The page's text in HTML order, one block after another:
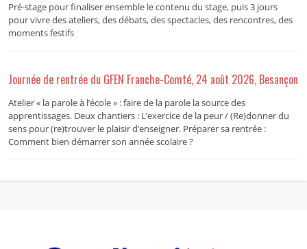
Pré-stage pour finaliser ensemble le contenu du stage, puis 3 jours
pour vivre des ateliers, des débats, des spectacles, des rencontres, des
moments festifs
Journée de rentrée du GFEN Franche-Comté, 24 août 2026, Besançon
Atelier « la parole à l’école » : faire de la parole la source des
apprentissages. Deux chantiers : L’exercice de la peur / (Re)donner du
sens pour (re)trouver le plaisir d’enseigner. Préparer sa rentrée :
Comment bien démarrer son année scolaire ?